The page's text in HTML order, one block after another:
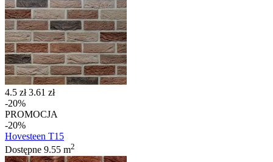
4.5 zł 3.61 zł
-20%
PROMOCJA
-20%
Hovesteen T15
Dostępne 9.55 m2